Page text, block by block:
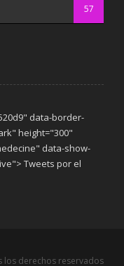
57
data-border-
height="300"
data-show-
Tweets por el
los derechos reservados